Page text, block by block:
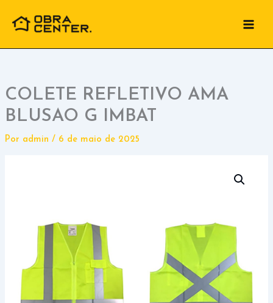
para
conteúdo
COLETE REFLETIVO AMA
BLUSAO G IMBAT
Por admin / 6 de maio de 2025